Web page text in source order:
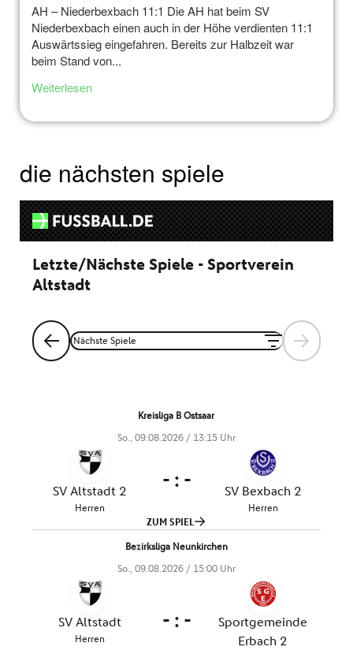
AH – Niederbexbach 11:1 Die AH hat beim SV
Niederbexbach einen auch in der Höhe verdienten 11:1
Auswärtssieg eingefahren. Bereits zur Halbzeit war
beim Stand von...
Weiterlesen
die nächsten spiele